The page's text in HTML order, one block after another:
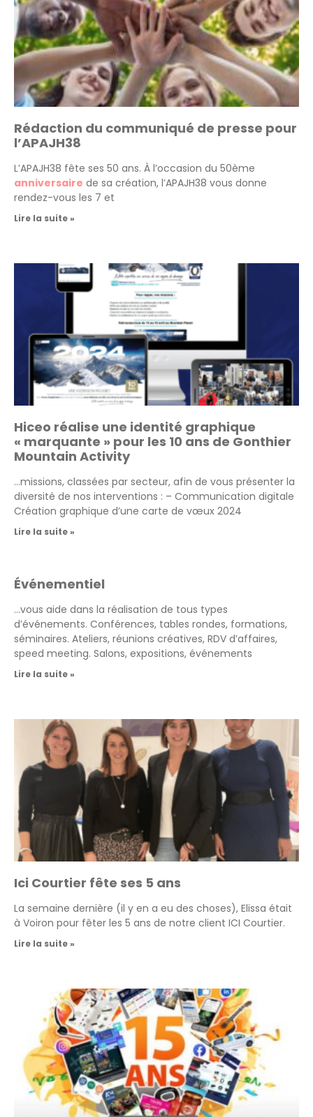
Rédaction du communiqué de presse pour
l’APAJH38
L’APAJH38 fête ses 50 ans. À l’occasion du 50ème
anniversaire de sa création, l’APAJH38 vous donne
rendez-vous les 7 et
Lire la suite »
Hiceo réalise une identité graphique
« marquante » pour les 10 ans de Gonthier
Mountain Activity
…missions, classées par secteur, afin de vous présenter la
diversité de nos interventions : – Communication digitale
Création graphique d’une carte de vœux 2024
Lire la suite »
Événementiel
…vous aide dans la réalisation de tous types
d’événements. Conférences, tables rondes, formations,
séminaires. Ateliers, réunions créatives, RDV d’affaires,
speed meeting. Salons, expositions, événements
Lire la suite »
Ici Courtier fête ses 5 ans
La semaine dernière (il y en a eu des choses), Elissa était
à Voiron pour fêter les 5 ans de notre client ICI Courtier.
Lire la suite »